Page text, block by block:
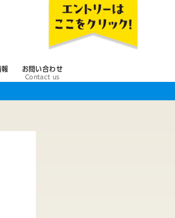
お問い合わせ
Contact us